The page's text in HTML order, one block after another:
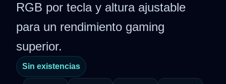
RGB por tecla y altura ajustable
para un rendimiento gaming
superior.
Sin existencias